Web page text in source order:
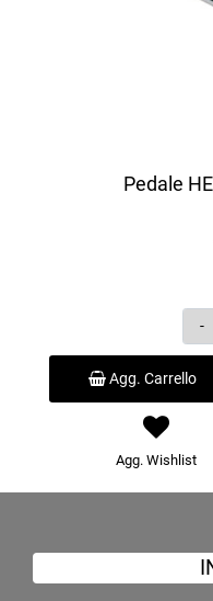
Pedale
Agg. Carrello
Agg. Wishlist